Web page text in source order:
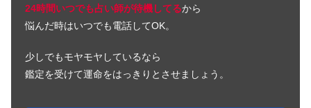
24時間いつでも占い師が待機してるから
悩んだ時はいつでも電話してOK。
少しでもモヤモヤしているなら
鑑定を受けて運命をはっきりとさせましょう。